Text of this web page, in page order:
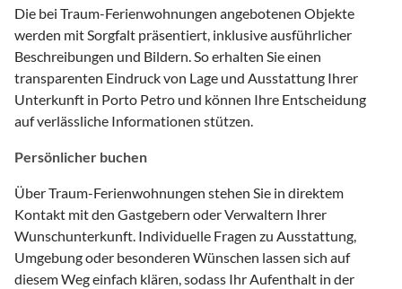
Die bei Traum-Ferienwohnungen angebotenen Objekte
werden mit Sorgfalt präsentiert, inklusive ausführlicher
Beschreibungen und Bildern. So erhalten Sie einen
transparenten Eindruck von Lage und Ausstattung Ihrer
Unterkunft in Porto Petro und können Ihre Entscheidung
auf verlässliche Informationen stützen.
Persönlicher buchen
Über Traum-Ferienwohnungen stehen Sie in direktem
Kontakt mit den Gastgebern oder Verwaltern Ihrer
Wunschunterkunft. Individuelle Fragen zu Ausstattung,
Umgebung oder besonderen Wünschen lassen sich auf
diesem Weg einfach klären, sodass Ihr Aufenthalt in der